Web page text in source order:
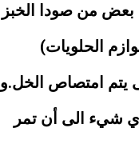
بعض من صودا الخبز
الحلويات)
على السجادة لمدة 24 ساعة أو حتى يتم امتصاص الخل.و
شيء الى أن تمر